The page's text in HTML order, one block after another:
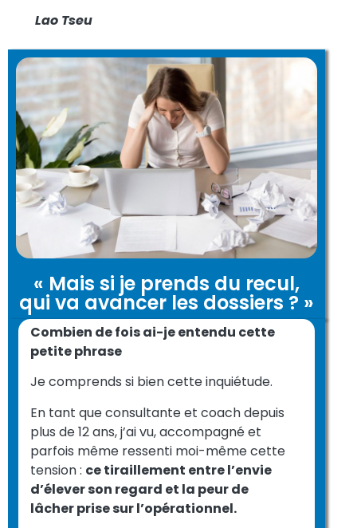
Lao Tseu
« Mais si je prends du recul,
qui va avancer les dossiers ? »
Combien de fois ai-je entendu cette
petite phrase
Je comprends si bien cette inquiétude.
En tant que consultante et coach depuis
plus de 12 ans, j’ai vu, accompagné et
parfois même ressenti moi-même cette
tension : ce tiraillement entre l’envie
d’élever son regard et la peur de
lâcher prise sur l’opérationnel.